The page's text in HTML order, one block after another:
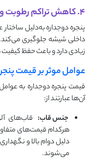
۴. کاهش تراکم رطوبت و بخار
پنجره دوجداره به‌دلیل
داخلی شیشه جلوگیری
زیادی دارد و باعث حفظ
عوامل موثر بر قیمت
قیمت پنجره دوجداره به
آن‌ها عبارتند از:
جنس قاب:
دلیل دوام بالا و
می‌شوند.